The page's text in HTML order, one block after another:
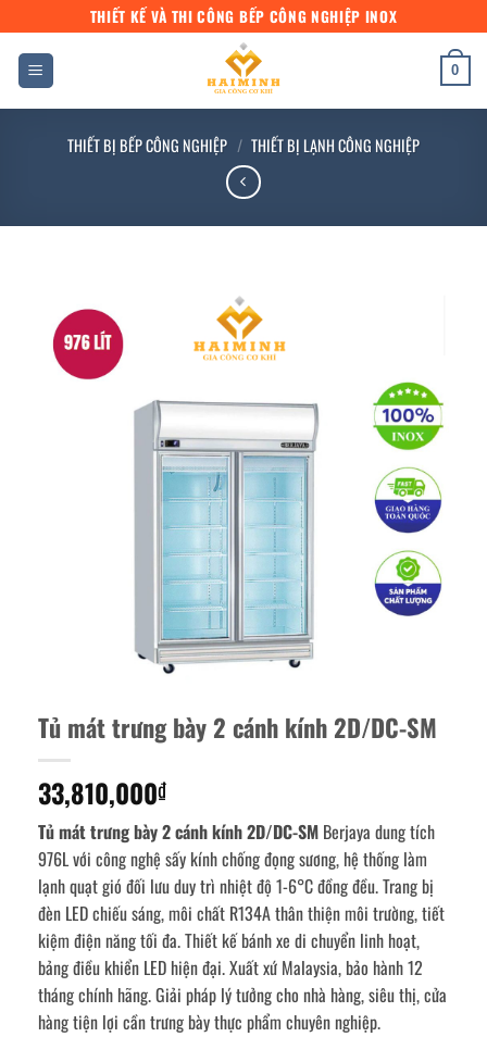
qua
dung
THIẾT KẾ VÀ THI CÔNG BẾP CÔNG NGHIỆP INOX
0
THIẾT BỊ BẾP CÔNG NGHIỆP / THIẾT BỊ LẠNH CÔNG NGHIỆP
Tủ mát trưng bày 2 cánh kính 2D/DC-SM
33,810,000₫
Tủ mát trưng bày 2 cánh kính 2D/DC-SM Berjaya dung tích
976L với công nghệ sấy kính chống đọng sương, hệ thống làm
lạnh quạt gió đối lưu duy trì nhiệt độ 1-6°C đồng đều. Trang bị
đèn LED chiếu sáng, môi chất R134A thân thiện môi trường, tiết
kiệm điện năng tối đa. Thiết kế bánh xe di chuyển linh hoạt,
bảng điều khiển LED hiện đại. Xuất xứ Malaysia, bảo hành 12
tháng chính hãng. Giải pháp lý tưởng cho nhà hàng, siêu thị, cửa
hàng tiện lợi cần trưng bày thực phẩm chuyên nghiệp.